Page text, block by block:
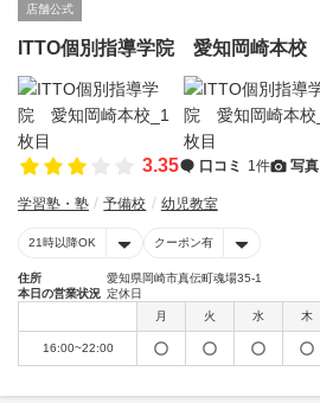
店舗公式
ITTO個別指導学院 愛知岡崎本校
3.35 口コミ 1件 写真
学習塾・塾 予備校 幼児教室
21時以降OK クーポン有
住所
愛知県岡崎市真伝町魂場35-1
本日の営業状況 定休日
月
火 水 木
16:00~22:00